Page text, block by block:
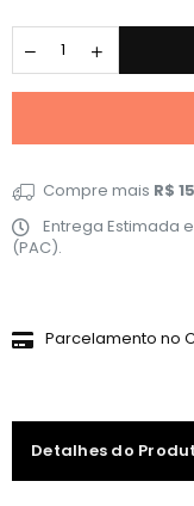
Compre mais R$
Entrega Estimada
(PAC).
Parcelamento no
Detalhes do